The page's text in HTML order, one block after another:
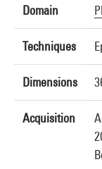
Domain
Techniques
Dimensions
Acquisition